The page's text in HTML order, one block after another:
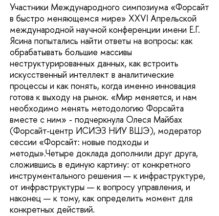
Участники Международного симпозиума «Форсайт
в быстро меняющемся мире» XXVI Апрельской
международной научной конференции имени Е.Г.
Ясина попытались найти ответы на вопросы: как
обрабатывать большие массивы
неструктурированных данных, как встроить
искусственный интеллект в аналитические
процессы и как понять, когда именно инновация
готова к выходу на рынок. «Мир меняется, и нам
необходимо менять методологию Форсайта
вместе с ним» - подчеркнула Олеся Майбах
(Форсайт-центр ИСИЭЗ НИУ ВШЭ), модератор
сессии «Форсайт: новые подходы и
методы».Четыре доклада дополнили друг друга,
сложившись в единую картину: от конкретного
инструментального решения — к инфраструктуре,
от инфраструктуры — к вопросу управления, и
наконец — к тому, как определить момент для
конкретных действий.